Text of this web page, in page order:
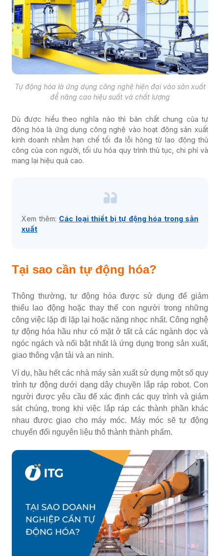
Tự động hóa là ứng dụng công nghệ hiện đại vào sản xuất
để nâng cao hiệu suất và chất lượng
Dù được hiểu theo nghĩa nào thì bản chất chung của tự
động hóa là ứng dụng công nghệ vào hoạt động sản xuất
kinh doanh nhằm hạn chế tối đa lỗi hỏng từ lao động thủ
công của con người, tối ưu hóa quy trình thủ tục, chi phí và
mang lại hiệu quả cao.
Xem thêm: Các loại thiết bị tự động hóa trong sản
xuất
Tại sao cần tự động hóa?
Thông thường, tự động hóa được sử dụng để giảm
thiểu lao động hoặc thay thế con người trong những
công việc lặp đi lặp lại hoặc nặng nhọc nhất. Công nghệ
tự động hóa hầu như có mặt ở tất cả các ngành dọc và
ngóc ngách và nổi bật nhất là ứng dụng trong sản xuất,
giao thông vận tải và an ninh.
Ví dụ, hầu hết các nhà máy sản xuất sử dụng một số quy
trình tự động dưới dạng dây chuyền lắp ráp robot. Con
người được yêu cầu để xác định các quy trình và giám
sát chúng, trong khi việc lắp ráp các thành phần khác
nhau được giao cho máy móc. Máy móc sẽ tự động
chuyển đổi nguyên liệu thô thành thành phẩm.